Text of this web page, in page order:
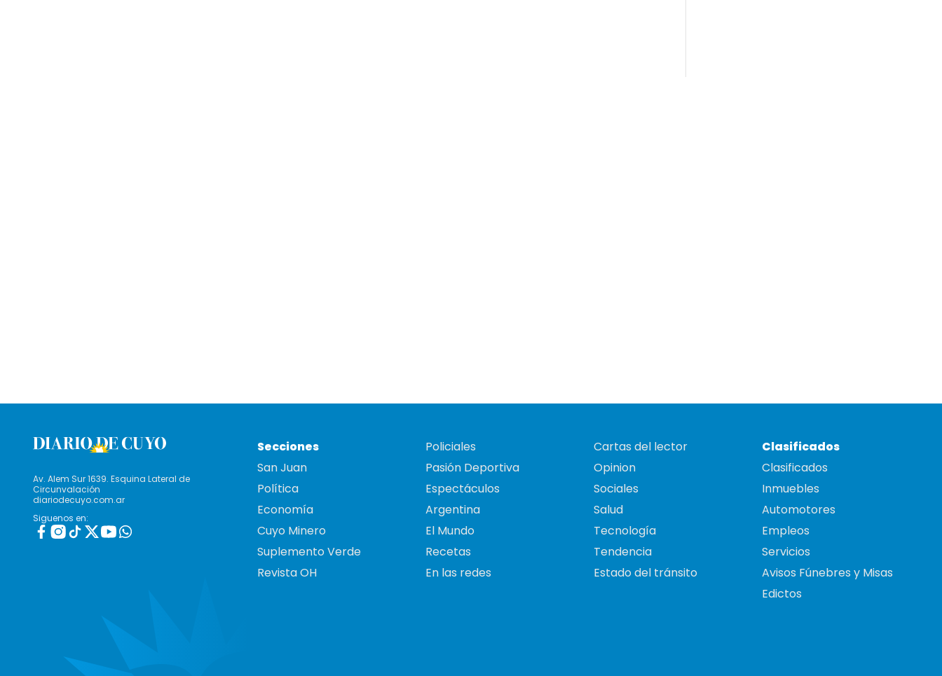
Av. Alem Sur 1639. Esquina Lateral de
Circunvalación
diariodecuyo.com.ar
Siguenos en:
Secciones
San Juan
Política
Economía
Cuyo Minero
Suplemento Verde
Revista OH
Policiales
Pasión Deportiva
Espectáculos
Argentina
El Mundo
Recetas
En las redes
Cartas del lector
Opinion
Sociales
Salud
Tecnología
Tendencia
Estado del tránsito
Clasificados
Clasificados
Inmuebles
Automotores
Empleos
Servicios
Avisos Fúnebres y Misas
Edictos